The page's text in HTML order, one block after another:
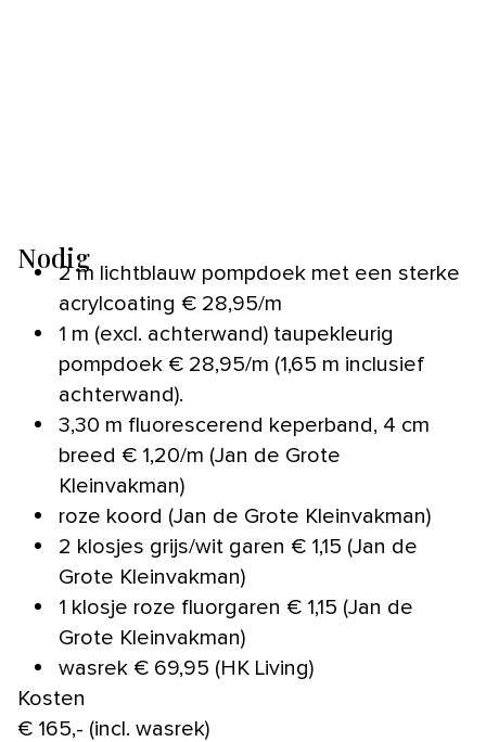
Nodig2 m lichtblauw pompdoek met een sterke
acrylcoating € 28,95/m
1 m (excl. achterwand) taupekleurig
pompdoek € 28,95/m (1,65 m inclusief
achterwand).
3,30 m fluorescerend keperband, 4 cm
breed € 1,20/m (Jan de Grote
Kleinvakman)
roze koord (Jan de Grote Kleinvakman)
2 klosjes grijs/wit garen € 1,15 (Jan de
Grote Kleinvakman)
1 klosje roze fluorgaren € 1,15 (Jan de
Grote Kleinvakman)
wasrek € 69,95 (HK Living)
Kosten
€ 165,- (incl. wasrek)